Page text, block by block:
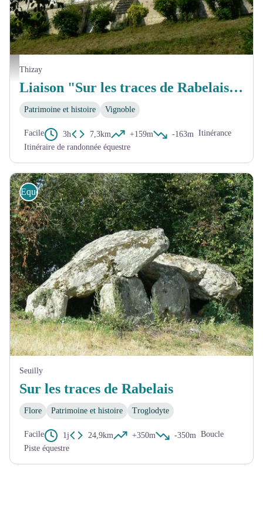
CCCVL- Fabienne Bouéroux
Thizay
Liaison "Sur les traces de Rabelais " - "Entre Anjou et Touraine"
Patrimoine et histoire Vignoble
Facile 3h 7,3km +159m -163m Itinérance
Itinéraire de randonnée équestre
Equestre
Seuilly
Sur les traces de Rabelais
Flore Patrimoine et histoire Troglodyte
Facile 1j 24,9km +350m -350m Boucle
Piste équestre